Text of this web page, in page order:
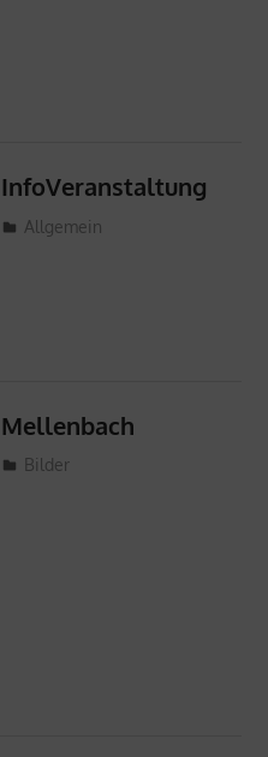
InfoVeranstaltung
13. Juni 2024
ProMellental
Allgemein
Mellenbach
20. Mai 2024
ProMellental
Bilder